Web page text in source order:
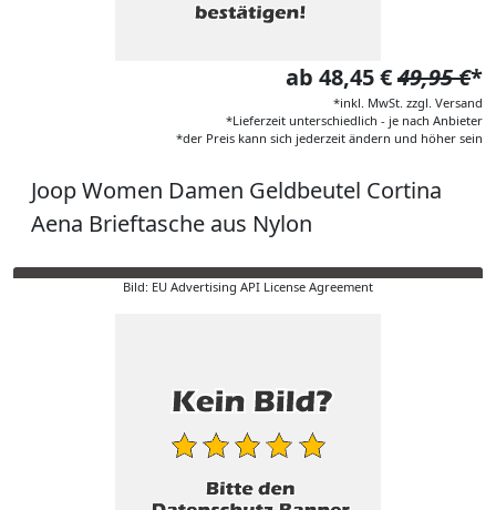
ab 48,45 €49,95 €*
*inkl. MwSt. zzgl. Versand
*Lieferzeit unterschiedlich - je nach Anbieter
*der Preis kann sich jederzeit ändern und höher sein
Joop Women Damen Geldbeutel Cortina
Aena Brieftasche aus Nylon
Bild: EU Advertising API License Agreement